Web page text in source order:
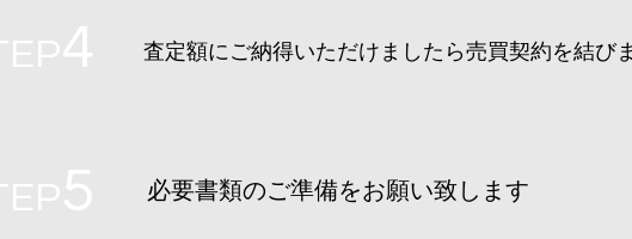
査定額にご納得いただけましたら売買契約を結び
​必要書類のご準備をお願い致します